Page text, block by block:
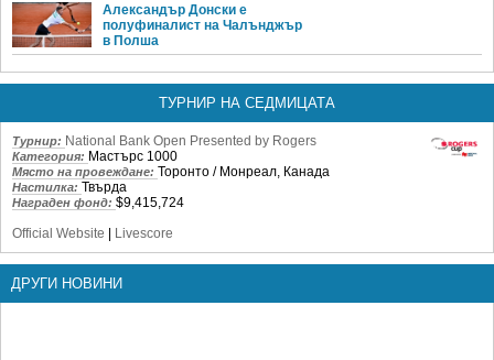
Александър Донски е
полуфиналист на Чалънджър
в Полша
ТУРНИР НА СЕДМИЦАТА
Турнир: National Bank Open Presented by Rogers
Категория: Мастърс 1000
Място на провеждане: Торонто / Монреал, Канада
Настилка: Твърда
Награден фонд: $9,415,724
Official Website
Livescore
ДРУГИ НОВИНИ